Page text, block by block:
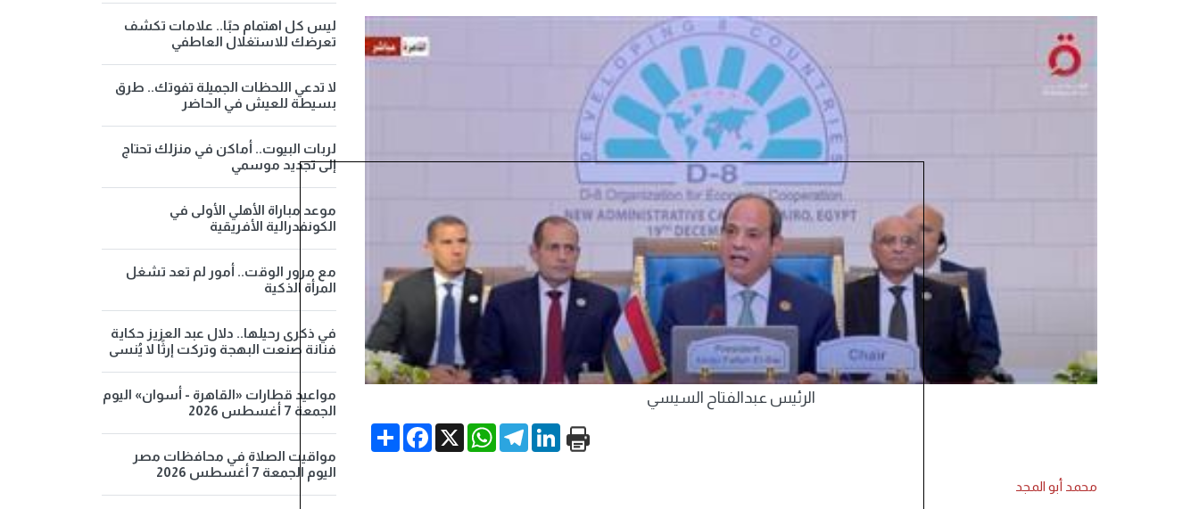
الرئيس عبدالفتاح السيسي
Share
Facebook X
WhatsApp
TelegramLinkedIn
محمد أبو المجد
ليس كل اهتمام حبًا.. علامات تكشف
تعرضك للاستغلال العاطفي
لا تدعي اللحظات الجميلة تفوتك.. طرق
بسيطة للعيش في الحاضر
لربات البيوت.. أماكن في منزلك تحتاج
إلى تجديد موسمي
موعد مباراة الأهلي الأولى في
الكونفدرالية الأفريقية
مع مرور الوقت.. أمور لم تعد تشغل
المرأة الذكية
في ذكرى رحيلها.. دلال عبد العزيز حكاية
فنانة صنعت البهجة وتركت إرثًا لا يُنسى
مواعيد قطارات «القاهرة - أسوان» اليوم
الجمعة 7 أغسطس 2026
مواقيت الصلاة في محافظات مصر
اليوم الجمعة 7 أغسطس 2026